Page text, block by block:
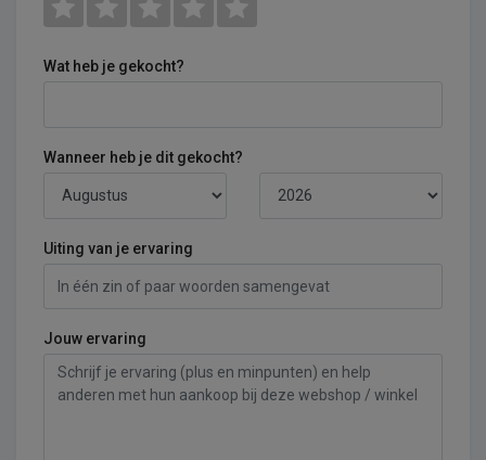
Wat heb je gekocht?
Wanneer heb je dit gekocht?
Uiting van je ervaring
Jouw ervaring